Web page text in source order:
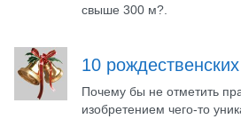
свыше 300 м?.
10
Почему бы не отметить
изобретением чего-то